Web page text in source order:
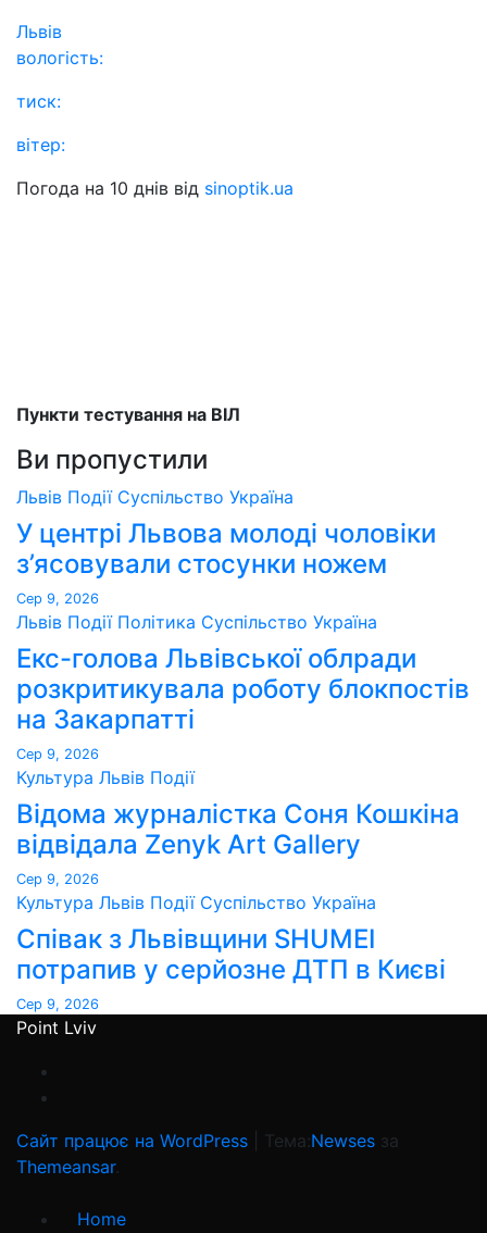
Львів
вологість:
тиск:
вітер:
Погода на 10 днів від sinoptik.ua
Пункти тестування на ВІЛ
Ви пропустили
Львів Події Суспільство Україна
У центрі Львова молоді чоловіки
з’ясовували стосунки ножем
Сер 9, 2026
Львів Події Політика Суспільство Україна
Екс-голова Львівської облради
розкритикувала роботу блокпостів
на Закарпатті
Сер 9, 2026
Культура Львів Події
Відома журналістка Соня Кошкіна
відвідала Zenyk Art Gallery
Сер 9, 2026
Культура Львів Події Суспільство Україна
Співак з Львівщини SHUMEI
потрапив у серйозне ДТП в Києві
Сер 9, 2026
Point Lviv
Сайт працює на WordPress Тема:Newses за
Themeansar.
Home